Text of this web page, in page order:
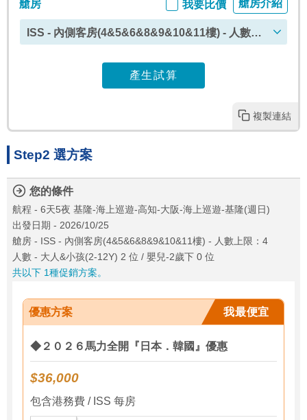
艙房 我要比價 艙房介紹
ISS - 內側客房(4&5&6&8&9&10&11樓) - 人數上
產生試算
複製連結
Step2 選方案
您的條件
航程 - 6天5夜 基隆-海上巡遊-高知-大阪-海上巡遊-基隆(週日)
出發日期 - 2026/10/25
艙房 - ISS - 內側客房(4&5&6&8&9&10&11樓) - 人數上限：4
人數 - 大人&小孩(2-12Y) 2 位 / 嬰兒-2歲下 0 位
共以下 1種促銷方案。
優惠方案 我最便宜
◆２０２６馬力全開『日本．韓國』優惠
$36,000
包含港務費 / ISS 每房